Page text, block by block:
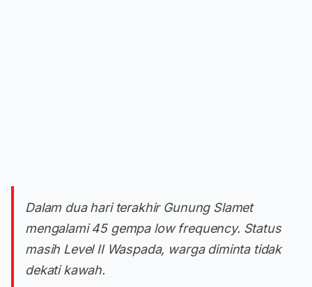
Dalam dua hari terakhir Gunung Slamet
mengalami 45 gempa low frequency. Status
masih Level II Waspada, warga diminta tidak
dekati kawah.